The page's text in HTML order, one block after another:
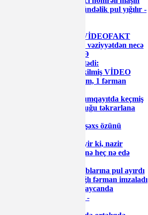
sürənlərə zülm edir: gündəlik pul yığılır -
TƏHLÜKƏLİDİR! - VİDEOFAKT
Neft gəlirlərimiz azalır, vəziyyətdən necə
çıxacağıq? - GƏLİŞMƏ
Polisə yaxınlaşıb pul istədi:
Azərbaycanda gizli çəkilmiş VİDEO
İlham Əliyev 1 sərəncam, 1 fərman
Zakir Fərəcov üçün Sumqayıtda keçmiş
İcra başçısının acı sonluğu təkrarlana
Azərbaycanda vəzifəli şəxs özünü
"Məktəb direktoru deyir ki, nazir
dostumdu, heç kim mənə heç nə edə
UEFA Azərbaycan klublarına pul ayırdı
Prezident ETSN-lə bağlı fərman imzaladı
SON DƏQİQƏ: Azərbaycanda
yoluxanların sayı artdı -